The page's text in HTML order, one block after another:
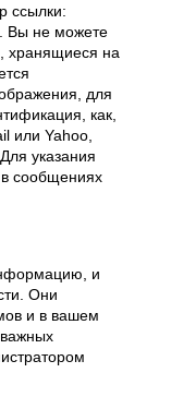
ссылки:
Вы не можете
хранящиеся на
для
как,
или Yahoo,
указания
сообщениях
и
Они
и в вашем